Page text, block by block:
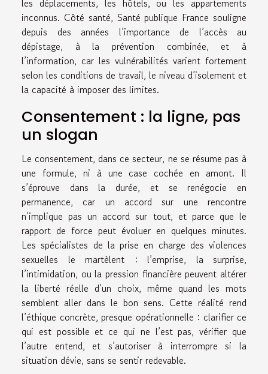
les déplacements, les hôtels, ou les appartements
inconnus. Côté santé, Santé publique France souligne
depuis des années l’importance de l’accès au
dépistage, à la prévention combinée, et à
l’information, car les vulnérabilités varient fortement
selon les conditions de travail, le niveau d’isolement et
la capacité à imposer des limites.
Consentement : la ligne, pas
un slogan
Le consentement, dans ce secteur, ne se résume pas à
une formule, ni à une case cochée en amont. Il
s’éprouve dans la durée, et se renégocie en
permanence, car un accord sur une rencontre
n’implique pas un accord sur tout, et parce que le
rapport de force peut évoluer en quelques minutes.
Les spécialistes de la prise en charge des violences
sexuelles le martèlent : l’emprise, la surprise,
l’intimidation, ou la pression financière peuvent altérer
la liberté réelle d’un choix, même quand les mots
semblent aller dans le bon sens. Cette réalité rend
l’éthique concrète, presque opérationnelle : clarifier ce
qui est possible et ce qui ne l’est pas, vérifier que
l’autre entend, et s’autoriser à interrompre si la
situation dévie, sans se sentir redevable.